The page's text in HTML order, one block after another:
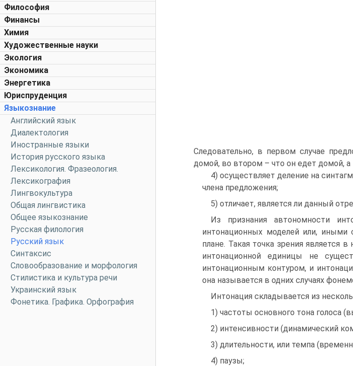
Философия
Финансы
Химия
Художественные науки
Экология
Экономика
Энергетика
Юриспруденция
Языкознание
Английский язык
Диалектология
Иностранные языки
История русского языка
Лексикология. Фразеология.
Лексикография
Лингвокультура
Общая лингвистика
Общее языкознание
Русская филология
Русский язык
Синтаксис
Словообразование и морфология
Стилистика и культура речи
Украинский язык
Фонетика. Графика. Орфография
Следовательно, в первом случае
домой, во втором – что он едет домой,
4) осуществляет деление на
члена предложения;
5) отличает, является ли данный
Из признания автономности
интонационных моделей или, иными
плане. Такая точка зрения является
интонационной единицы не
интонационным контуром, и
она называется в одних случаях
Интонация складывается из
1) частоты основного тона голоса
2) интенсивности (динамический
3) длительности, или темпа
4) паузы;